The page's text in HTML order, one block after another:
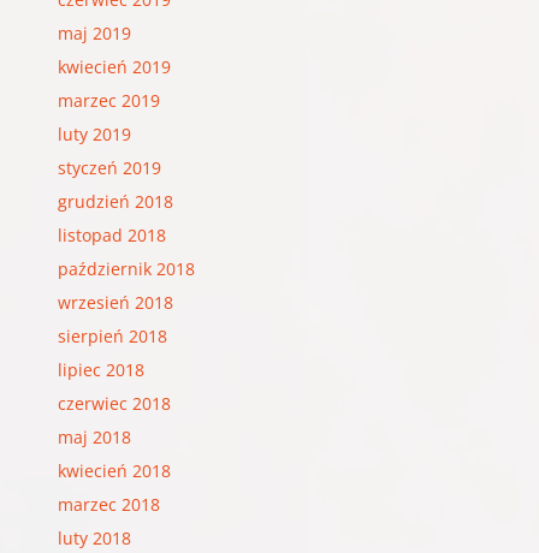
maj 2019
kwiecień 2019
marzec 2019
luty 2019
styczeń 2019
grudzień 2018
listopad 2018
październik 2018
wrzesień 2018
sierpień 2018
lipiec 2018
czerwiec 2018
maj 2018
kwiecień 2018
marzec 2018
luty 2018